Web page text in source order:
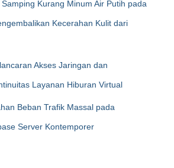
Kurang Minum Air Putih pada
Kecerahan Kulit dari
Akses Jaringan dan
Layanan Hiburan Virtual
Beban Trafik Massal pada
Server Kontemporer